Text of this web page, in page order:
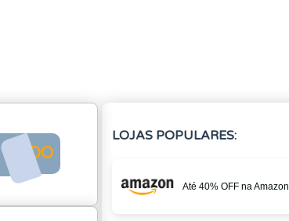
NDO
LOJAS POPULARES:
Até 40% OFF na Amazon